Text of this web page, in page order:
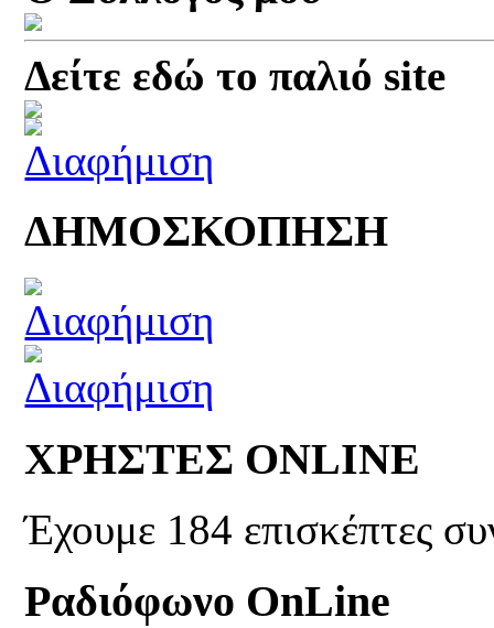
Δείτε εδώ το παλιό site
ΔΗΜΟΣΚΟΠΗΣΗ
ΧΡΗΣΤΕΣ ONLINE
Έχουμε 184 επισκέπτες
Ραδιόφωνο OnLine